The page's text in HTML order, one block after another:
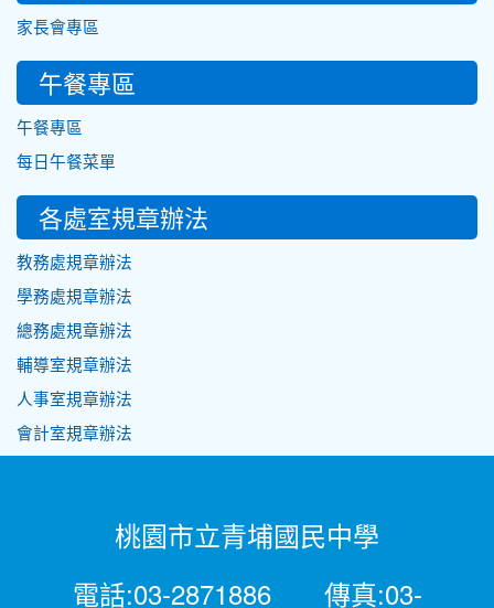
家長會專區
午餐專區
午餐專區
每日午餐菜單
各處室規章辦法
教務處規章辦法
學務處規章辦法
總務處規章辦法
輔導室規章辦法
人事室規章辦法
會計室規章辦法
桃園市立青埔國民中學
電話:03-2871886 傳真:03-